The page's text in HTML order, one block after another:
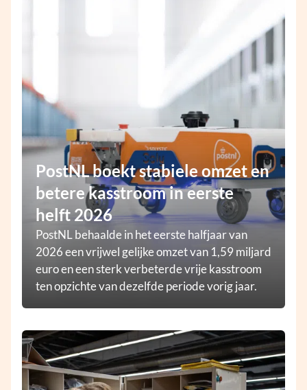
PostNL boekt stabiele omzet en
betere kasstroom in eerste
helft 2026
PostNL behaalde in het eerste halfjaar van
2026 een vrijwel gelijke omzet van 1,59 miljard
euro en een sterk verbeterde vrije kasstroom
ten opzichte van dezelfde periode vorig jaar.